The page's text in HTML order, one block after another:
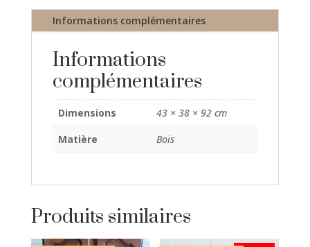
Informations complémentaires
Informations
complémentaires
Dimensions
43 × 38 × 92 cm
Matière
Bois
Produits similaires